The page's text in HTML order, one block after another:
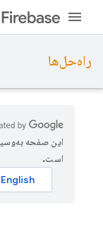
راه‌حل‌ها
این صفحه
است.